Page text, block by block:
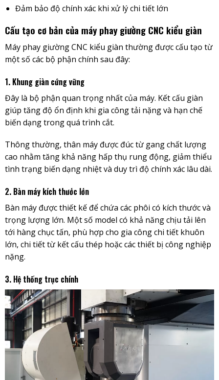
Đảm bảo độ chính xác khi xử lý chi tiết lớn
Cấu tạo cơ bản của máy phay giường CNC kiểu giàn
Máy phay giường CNC kiểu giàn thường được cấu tạo từ
một số các bộ phận chính sau đây:
1. Khung giàn cứng vững
Đây là bộ phận quan trọng nhất của máy. Kết cấu giàn
giúp tăng độ ổn định khi gia công tải nặng và hạn chế
biến dạng trong quá trình cắt.
Thông thường, thân máy được đúc từ gang chất lượng
cao nhằm tăng khả năng hấp thụ rung động, giảm thiểu
tình trạng biến dạng nhiệt và duy trì độ chính xác lâu dài.
2. Bàn máy kích thước lớn
Bàn máy được thiết kế để chứa các phôi có kích thước và
trọng lượng lớn. Một số model có khả năng chịu tải lên
tới hàng chục tấn, phù hợp cho gia công chi tiết khuôn
lớn, chi tiết từ kết cấu thép hoặc các thiết bị công nghiệp
nặng.
3. Hệ thống trục chính